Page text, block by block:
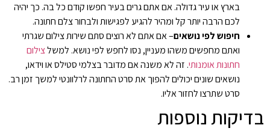
בארץ או עיר גדולה. אם אתם גרים בעיר חפשו קודם כל בה. כך יהיה
לכם הרבה יותר קל ומהיר להגיע לפגישות ולבחור צלם חתונה.
חיפוש לפי נושאים– אם אתם לא רוצים סתם שירות צילום שגרתי
ואתם מחפשים משהו מעניין, נסו לחפש לפי נושא. למשלצילום
חתונות אומנותי. זה לא משנה אם מדובר בצלמי סטילס או וידאו,
נושאים שונים יכולים להפוך את סרט החתונה לרלוונטי למשך זמן רב.
סרט שתרצו לחזור אליו.
בדיקות נוספות